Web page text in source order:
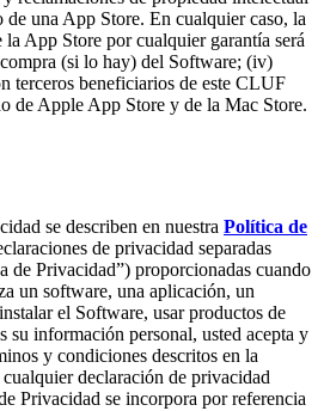
de una App Store. En cualquier caso, la
App Store por cualquier garantía será
(si lo hay) del Software; (iv)
terceros beneficiarios de este CLUF
de Apple App Store y de la Mac Store.
se describen en nuestra Política de
de privacidad separadas
de Privacidad”) proporcionadas cuando
un software, una aplicación, un
el Software, usar productos de
su información personal, usted acepta y
y condiciones descritos en la
declaración de privacidad
Privacidad se incorpora por referencia